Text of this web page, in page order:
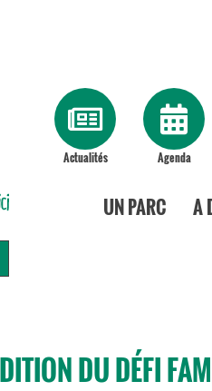
Actualités Agenda
UN PARC A
DU DÉFI